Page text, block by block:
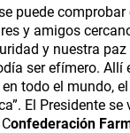
puede
y amigos
y nuestra
ser efímero. Allí
todo el mundo,
El Presidente se
onfederación